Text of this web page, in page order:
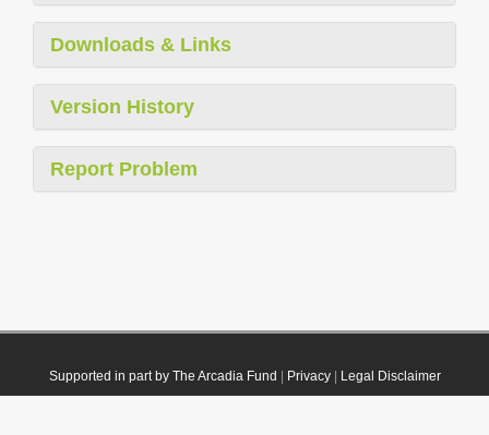
Downloads & Links
Version History
Report Problem
Supported in part by The Arcadia Fund Privacy| Legal Disclaimer